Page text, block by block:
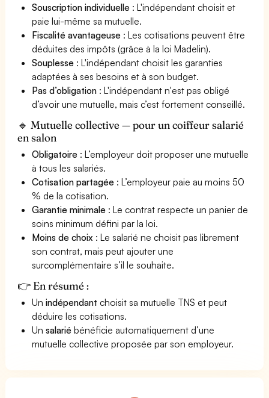
Souscription individuelle : L'indépendant choisit et
paie lui-même sa mutuelle.
Fiscalité avantageuse : Les cotisations peuvent être
déduites des impôts (grâce à la loi Madelin).
Souplesse : L'indépendant choisit les garanties
adaptées à ses besoins et à son budget.
Pas d’obligation : L'indépendant n'est pas obligé
d’avoir une mutuelle, mais c’est fortement conseillé.
🔹 Mutuelle collective — pour un coiffeur salarié
en salon
Obligatoire : L’employeur doit proposer une mutuelle
à tous les salariés.
Cotisation partagée : L’employeur paie au moins 50
% de la cotisation.
Garantie minimale : Le contrat respecte un panier de
soins minimum défini par la loi.
Moins de choix : Le salarié ne choisit pas librement
son contrat, mais peut ajouter une
surcomplémentaire s’il le souhaite.
👉 En résumé :
Unindépendant choisit sa mutuelle TNS et peut
déduire les cotisations.
Unsalarié bénéficie automatiquement d’une
mutuelle collective proposée par son employeur.